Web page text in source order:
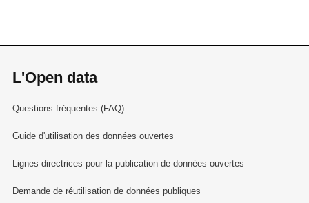
L'Open data
Questions fréquentes (FAQ)
Guide d'utilisation des données ouvertes
Lignes directrices pour la publication de données ouvertes
Demande de réutilisation de données publiques